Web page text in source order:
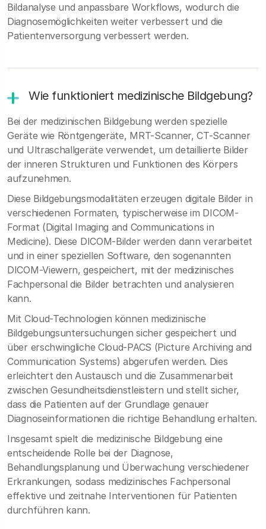
Bildanalyse und anpassbare Workflows, wodurch die
Diagnosemöglichkeiten weiter verbessert und die
Patientenversorgung verbessert werden.
Wie funktioniert medizinische Bildgebung?
Bei der medizinischen Bildgebung werden spezielle
Geräte wie Röntgengeräte, MRT-Scanner, CT-Scanner
und Ultraschallgeräte verwendet, um detaillierte Bilder
der inneren Strukturen und Funktionen des Körpers
aufzunehmen.
Diese Bildgebungsmodalitäten erzeugen digitale Bilder in
verschiedenen Formaten, typischerweise im DICOM-
Format (Digital Imaging and Communications in
Medicine). Diese DICOM-Bilder werden dann verarbeitet
und in einer speziellen Software, den sogenannten
DICOM-Viewern, gespeichert, mit der medizinisches
Fachpersonal die Bilder betrachten und analysieren
kann.
Mit Cloud-Technologien können medizinische
Bildgebungsuntersuchungen sicher gespeichert und
über erschwingliche Cloud-PACS (Picture Archiving and
Communication Systems) abgerufen werden. Dies
erleichtert den Austausch und die Zusammenarbeit
zwischen Gesundheitsdienstleistern und stellt sicher,
dass die Patienten auf der Grundlage genauer
Diagnoseinformationen die richtige Behandlung erhalten.
Insgesamt spielt die medizinische Bildgebung eine
entscheidende Rolle bei der Diagnose,
Behandlungsplanung und Überwachung verschiedener
Erkrankungen, sodass medizinisches Fachpersonal
effektive und zeitnahe Interventionen für Patienten
durchführen kann.